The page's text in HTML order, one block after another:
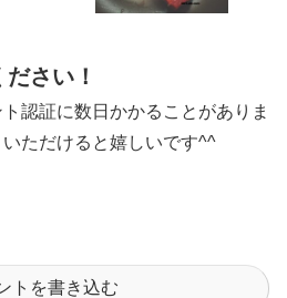
さい！
認証に数日かかることがありま
ただけると嬉しいです^^
トを書き込む